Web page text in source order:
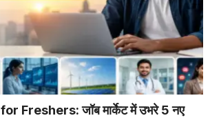
Freshers: जॉब मार्केट में उभरे 5 नए